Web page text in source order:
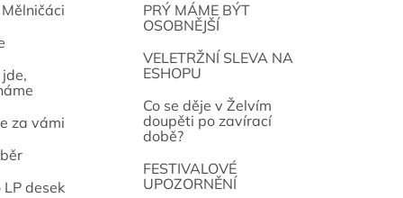
za vámi
desek
PRÝ MÁME BÝT
OSOBNĚJŠÍ
VELETRŽNÍ SLEVA NA
ESHOPU
Co se děje v Želvím
doupěti po zavírací
době?
FESTIVALOVÉ
UPOZORNĚNÍ